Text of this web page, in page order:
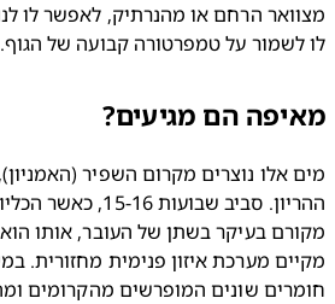
על טמפרטורה קבועה של הגוף.
הם מגיעים?